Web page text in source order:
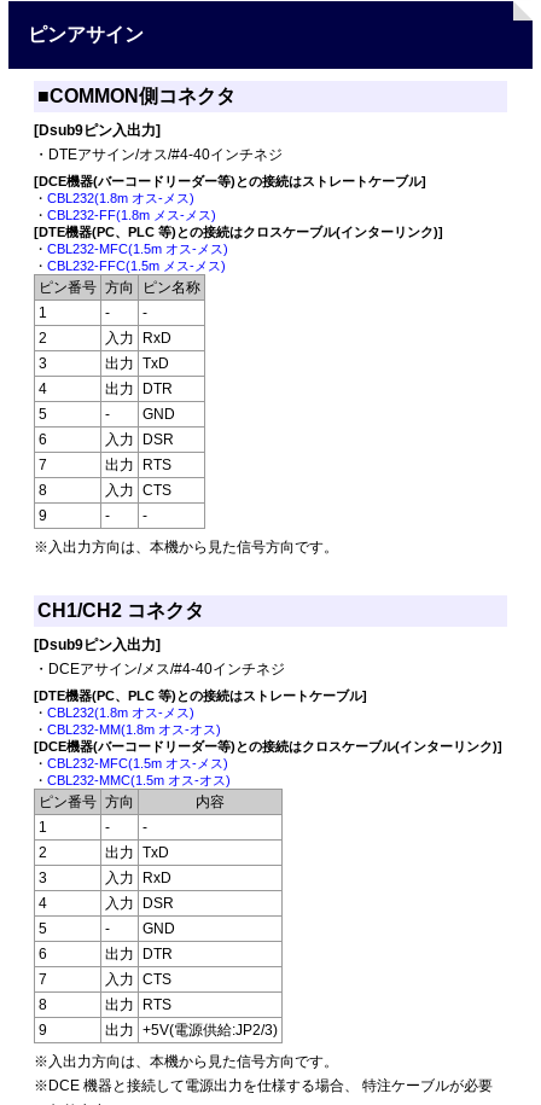
ピンアサイン
■COMMON側コネクタ
[Dsub9ピン入出力]
・DTEアサイン/オス/#4-40インチネジ
[DCE機器(バーコードリーダー等)との接続はストレートケーブル]
・CBL232(1.8m オス-メス)
・CBL232-FF(1.8m メス-メス)
[DTE機器(PC、PLC 等)との接続はクロスケーブル(インターリンク)]
・CBL232-MFC(1.5m オス-メス)
・CBL232-FFC(1.5m メス-メス)
ピン番号 方向
ピン名称
1
-
-
2
入力
RxD
3
出力
TxD
4
出力
DTR
5
-
GND
6
入力
DSR
7
出力
RTS
8
入力
CTS
9
-
-
※入出力方向は、本機から見た信号方向です。
CH1/CH2 コネクタ
[Dsub9ピン入出力]
・DCEアサイン/メス/#4-40インチネジ
[DTE機器(PC、PLC 等)との接続はストレートケーブル]
・CBL232(1.8m オス-メス)
・CBL232-MM(1.8m オス-オス)
[DCE機器(バーコードリーダー等)との接続はクロスケーブル(インターリンク)]
・CBL232-MFC(1.5m オス-メス)
・CBL232-MMC(1.5m オス-オス)
ピン番号 方向
内容
1
-
-
2
出力
TxD
3
入力
RxD
4
入力
DSR
5
-
GND
6
出力
DTR
7
入力
CTS
8
出力
RTS
9
出力
+5V(電源供給:JP2/3)
※入出力方向は、本機から見た信号方向です。
※DCE 機器と接続して電源出力を仕様する場合、 特注ケーブルが必要